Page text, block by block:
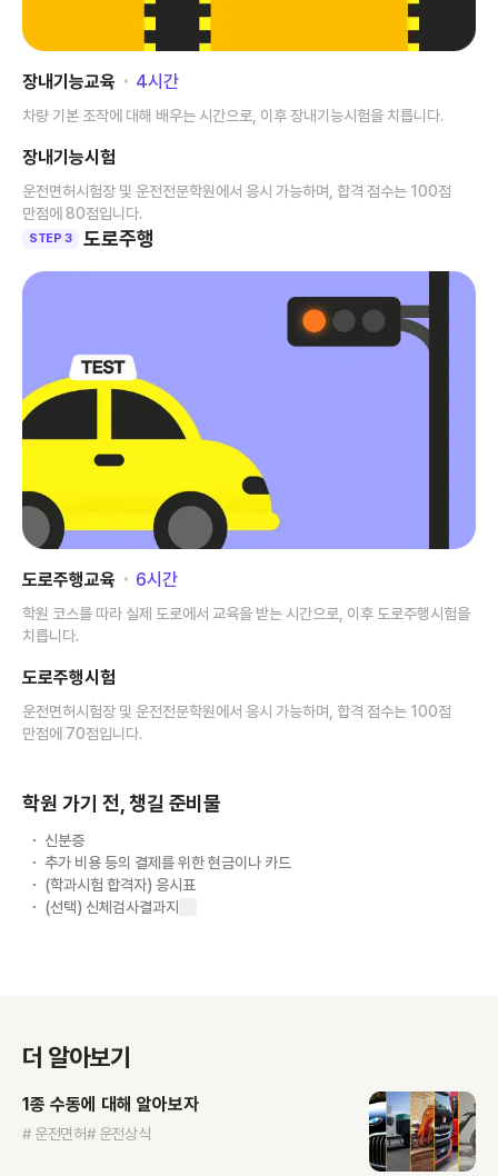
장내기능교육 ･ 4시간
차량 기본 조작에 대해 배우는 시간으로, 이후 장내기능시험을 치릅니다.
장내기능시험
운전면허시험장 및 운전전문학원에서 응시 가능하며, 합격 점수는 100점
만점에 80점입니다.
STEP 3 도로주행
도로주행교육 ･ 6시간
학원 코스를 따라 실제 도로에서 교육을 받는 시간으로, 이후 도로주행시험을
치릅니다.
도로주행시험
운전면허시험장 및 운전전문학원에서 응시 가능하며, 합격 점수는 100점
만점에 70점입니다.
학원 가기 전, 챙길 준비물
신분증
추가 비용 등의 결제를 위한 현금이나 카드
(학과시험 합격자) 응시표
(선택) 신체검사결과지
더 알아보기
1종 수동에 대해 알아보자
# 운전면허# 운전상식